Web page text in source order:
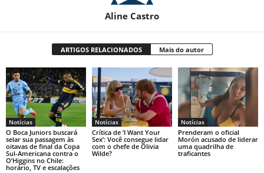
Aline Castro
ARTIGOS RELACIONADOS Mais do autor
Notícias
O Boca Juniors buscará
selar sua passagem às
oitavas de final da Copa
Sul-Americana contra o
O’Higgins no Chile:
horário, TV e escalações
Notícias
Crítica de ‘I Want Your
Sex’: Você consegue lidar
com o chefe de Olivia
Wilde?
Notícias
Prenderam o oficial
Morón acusado de liderar
uma quadrilha de
traficantes